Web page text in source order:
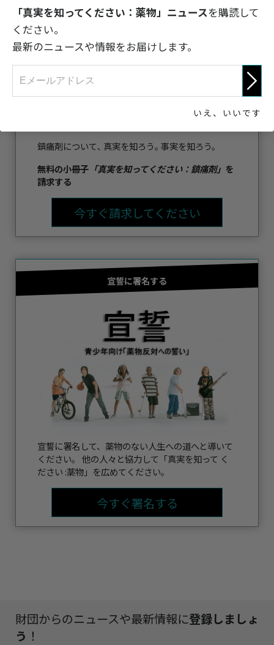
鎮痛剤について､ 真実を知ろう｡ 事実を知ろう。
無料の小冊子 「真実を知ってください：鎮痛剤」 を
請求する
今すぐ請求してください
宣誓に署名する
宣誓に署名して、薬物のない人生への道へと導いて
ください。 他の人々と協力して「真実を知って く
ださい :薬物」を広めてください。
今すぐ署名する
「真実を知ってください：薬物」ニュースを購読して
ください。
最新のニュースや情報をお届けします。
いえ、いいです
財団からのニュースや最新情報に登録しましょ
う ！